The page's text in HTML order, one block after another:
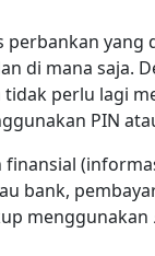
perbankan yang
di mana saja.
perlu lagi
PIN
bank,
menggunakan